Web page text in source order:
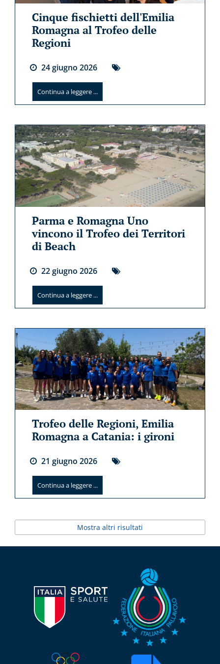
Cinque fischietti dell'Emilia
Romagna al Trofeo delle
Regioni
24giugno 2026
Continua a leggere ...
Parma e Romagna Uno
vincono il Trofeo dei Territori
di Beach
22giugno 2026
Continua a leggere ...
Trofeo delle Regioni, Emilia
Romagna a Catania: i gironi
21 giugno 2026
Continua a leggere ...
Mostra altri risultati